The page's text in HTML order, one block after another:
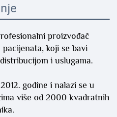
proizvođač
koji se bavi
i uslugama.
godine i nalazi se u
više od 2000 kvadratnih